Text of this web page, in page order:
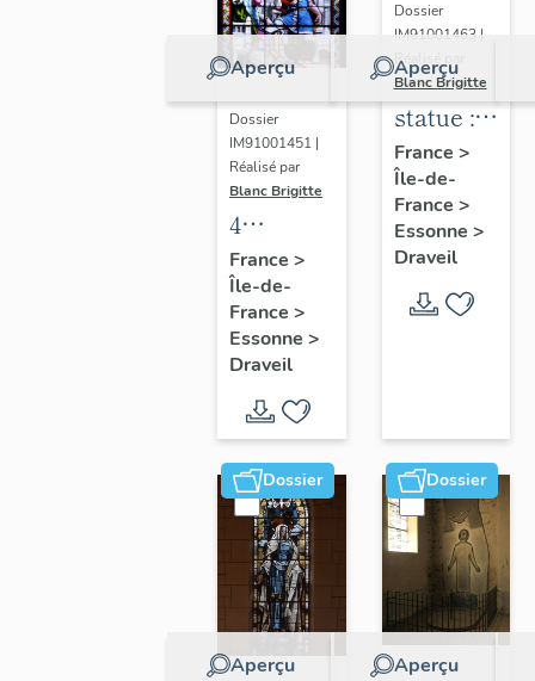
Aperçu
Dossier
IM91001451 |
Réalisé par
Blanc Brigitte
4
verrières
historiées
: Saint
Rémi
instruisant
Clovis,
Baptême
de
Clovis,
Sainte
Clotilde
en
prière,
France >
Île-de-
France >
Essonne >
Draveil
Aperçu
Dossier
IM91001463 |
Réalisé par
Blanc Brigitte
statue :
Paul
Lafargue
France >
Île-de-
France >
Essonne >
Draveil
Dossier
Aperçu
Dossier
Aperçu